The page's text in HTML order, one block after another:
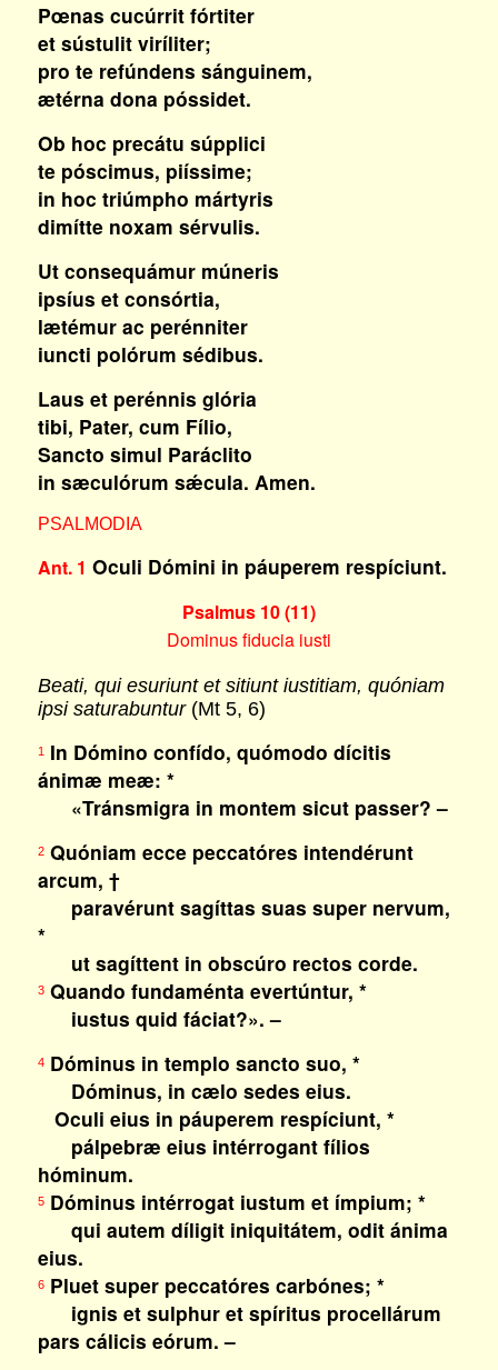
Pœnas cucúrrit fórtiter
et sústulit viríliter;
pro te refúndens sánguinem,
ætérna dona póssidet.
Ob hoc precátu súpplici
te póscimus, piíssime;
in hoc triúmpho mártyris
dimítte noxam sérvulis.
Ut consequámur múneris
ipsíus et consórtia,
lætémur ac perénniter
iuncti polórum sédibus.
Laus et perénnis glória
tibi, Pater, cum Fílio,
Sancto simul Paráclito
in sæculórum sǽcula. Amen.
PSALMODIA
Ant. 1 Oculi Dómini in páuperem respíciunt.
Psalmus 10 (11)
Dominus fiducia iusti
Beati, qui esuriunt et sitiunt iustitiam, quóniam
ipsi saturabuntur(Mt 5, 6)
1In Dómino confído, quómodo dícitis
ánimæ meæ: *
«Tránsmigra in montem sicut passer? –
2Quóniam ecce peccatóres intendérunt
arcum, †
paravérunt sagíttas suas super nervum,
*
ut sagíttent in obscúro rectos corde.
3Quando fundaménta evertúntur, *
iustus quid fáciat?». –
4Dóminus in templo sancto suo, *
Dóminus, in cælo sedes eius.
Oculi eius in páuperem respíciunt, *
pálpebræ eius intérrogant fílios
hóminum.
5Dóminus intérrogat iustum et ímpium; *
qui autem díligit iniquitátem, odit ánima
eius.
6Pluet super peccatóres carbónes; *
ignis et sulphur et spíritus procellárum
pars cálicis eórum. –